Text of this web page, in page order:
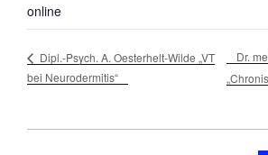
online
Dipl.-Psych. A. Oesterhelt-Wilde „VT
bei Neurodermitis“
Dr.